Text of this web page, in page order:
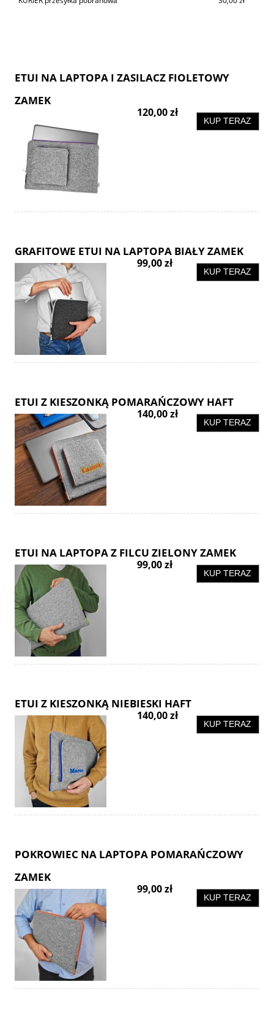
ETUI NA LAPTOPA I ZASILACZ FIOLETOWY
ZAMEK
120,00 zł
KUP TERAZ
GRAFITOWE ETUI NA LAPTOPA BIAŁY ZAMEK
99,00 zł
KUP TERAZ
ETUI Z KIESZONKĄ POMARAŃCZOWY HAFT
140,00 zł
KUP TERAZ
ETUI NA LAPTOPA Z FILCU ZIELONY ZAMEK
99,00 zł
KUP TERAZ
ETUI Z KIESZONKĄ NIEBIESKI HAFT
140,00 zł
KUP TERAZ
POKROWIEC NA LAPTOPA POMARAŃCZOWY
ZAMEK
99,00 zł
KUP TERAZ